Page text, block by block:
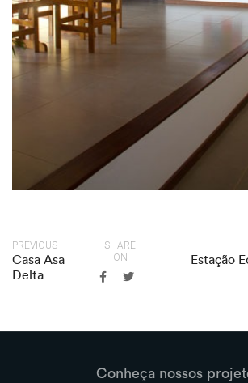
PREVIOUS
Casa Asa
Delta
SHARE
ON
Estação
Conheça nossos